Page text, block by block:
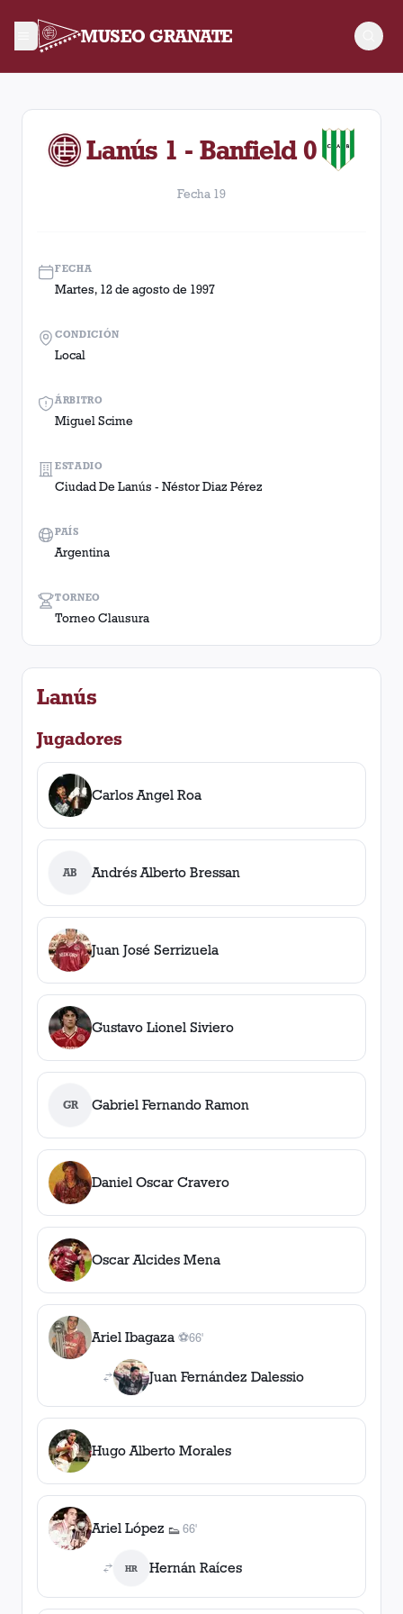
MUSEO GRANATE
Fecha 19. Partido entre Lanús y Banfield disputado el
Lanús 1 - Banfield 0
Fecha 19
FECHA
Martes, 12 de agosto de 1997
ÁRBITRO
Miguel Scime
TORNEO
Torneo Clausura
CONDICIÓN
Local
ESTADIO
Ciudad De Lanús - Néstor Diaz Pérez
PAÍS
Argentina
Lanús
Jugadores
Carlos Angel Roa
AB Andrés Alberto Bressan
Juan José Serrizuela
Gustavo Lionel Siviero
GR Gabriel Fernando Ramon
Daniel Oscar Cravero
Oscar Alcides Mena
Ariel Ibagaza ⚽
1gol
66'
Juan Fernández Dalessio
Hugo Alberto Morales
Ariel López 👟
1asistencia
66'
HR Hernán Raíces